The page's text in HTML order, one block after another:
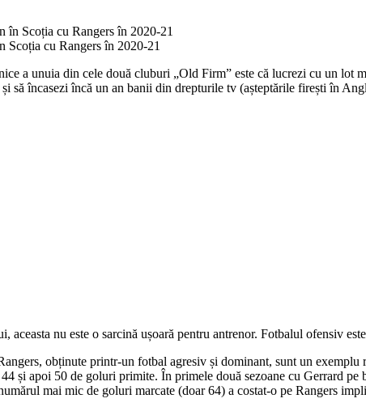
Scoția cu Rangers în 2020-21
a unuia din cele două cluburi „Old Firm” este că lucrezi cu un lot
să încasezi încă un an banii din drepturile tv (așteptările firești în
aceasta nu este o sarcină ușoară pentru antrenor. Fotbalul ofensiv
obținute printr-un fotbal agresiv și dominant, sunt un
și apoi 50 de goluri primite. În primele două sezoane cu Gerrard
mai mic de goluri marcate (doar 64) a costat-o pe Rangers